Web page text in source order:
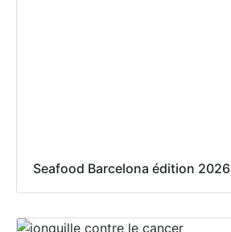
Seafood Barcelona édition 2026